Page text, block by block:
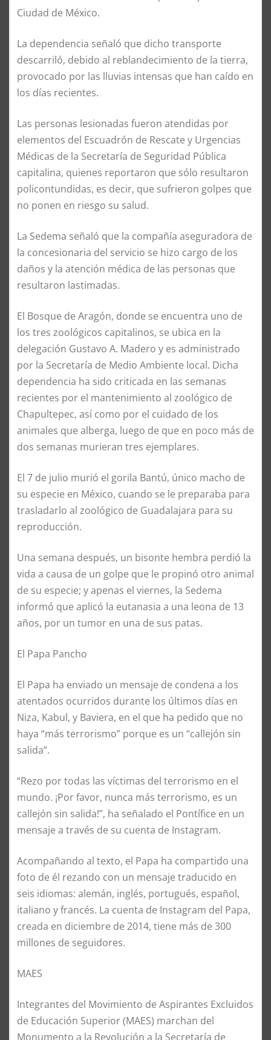
Ciudad de México.
La dependencia señaló que dicho transporte
descarriló, debido al reblandecimiento de la tierra,
provocado por las lluvias intensas que han caído en
los días recientes.
Las personas lesionadas fueron atendidas por
elementos del Escuadrón de Rescate y Urgencias
Médicas de la Secretaría de Seguridad Pública
capitalina, quienes reportaron que sólo resultaron
policontundidas, es decir, que sufrieron golpes que
no ponen en riesgo su salud.
La Sedema señaló que la compañía aseguradora de
la concesionaria del servicio se hizo cargo de los
daños y la atención médica de las personas que
resultaron lastimadas.
El Bosque de Aragón, donde se encuentra uno de
los tres zoológicos capitalinos, se ubica en la
delegación Gustavo A. Madero y es administrado
por la Secretaría de Medio Ambiente local. Dicha
dependencia ha sido criticada en las semanas
recientes por el mantenimiento al zoológico de
Chapultepec, así como por el cuidado de los
animales que alberga, luego de que en poco más de
dos semanas murieran tres ejemplares.
El 7 de julio murió el gorila Bantú, único macho de
su especie en México, cuando se le preparaba para
trasladarlo al zoológico de Guadalajara para su
reproducción.
Una semana después, un bisonte hembra perdió la
vida a causa de un golpe que le propinó otro animal
de su especie; y apenas el viernes, la Sedema
informó que aplicó la eutanasia a una leona de 13
años, por un tumor en una de sus patas.
El Papa Pancho
El Papa ha enviado un mensaje de condena a los
atentados ocurridos durante los últimos días en
Niza, Kabul, y Baviera, en el que ha pedido que no
haya “más terrorismo” porque es un “callejón sin
salida”.
“Rezo por todas las víctimas del terrorismo en el
mundo. ¡Por favor, nunca más terrorismo, es un
callejón sin salida!”, ha señalado el Pontífice en un
mensaje a través de su cuenta de Instagram.
Acompañando al texto, el Papa ha compartido una
foto de él rezando con un mensaje traducido en
seis idiomas: alemán, inglés, portugués, español,
italiano y francés. La cuenta de Instagram del Papa,
creada en diciembre de 2014, tiene más de 300
millones de seguidores.
MAES
Integrantes del Movimiento de Aspirantes Excluidos
de Educación Superior (MAES) marchan del
Monumento a la Revolución a la Secretaría de